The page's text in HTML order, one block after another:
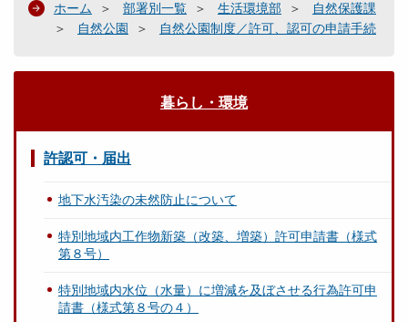
ホーム 部署別一覧 生活環境部
自然保護課
自然公園
自然公園制度／許可、認可の申請手続
暮らし・環境
許認可・届出
地下水汚染の未然防止について
特別地域内工作物新築（改築、増築）許可申請書（様式
第８号）
特別地域内水位（水量）に増減を及ぼさせる行為許可申
請書（様式第８号の４）